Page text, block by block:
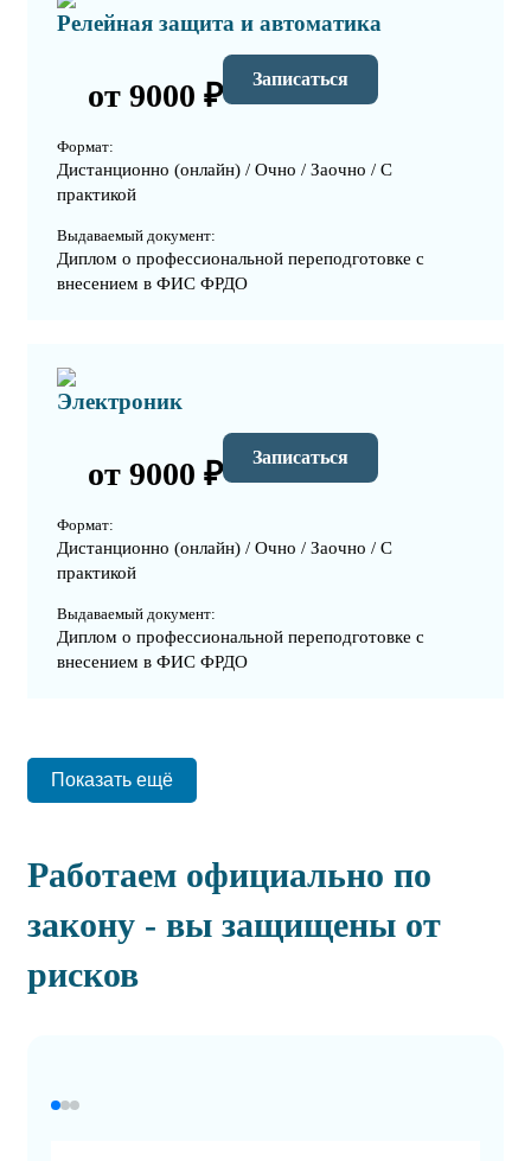
Релейная защита и автоматика
от 9000 ₽ Записаться
Формат:
Дистанционно (онлайн) / Очно / Заочно / С
практикой
Выдаваемый документ:
Диплом о профессиональной переподготовке с
внесением в ФИС ФРДО
Электроник
от 9000 ₽ Записаться
Формат:
Дистанционно (онлайн) / Очно / Заочно / С
практикой
Выдаваемый документ:
Диплом о профессиональной переподготовке с
внесением в ФИС ФРДО
Показать ещё
Работаем официально по
закону - вы защищены от
рисков